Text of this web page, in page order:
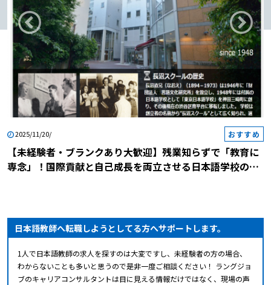
2025/11/20/ おすすめ
【未経験者・ブランクあり大歓迎】残業知らずで「教育に
専念」！国際貢献と自己成長を両立させる日本語学校の説
日本語教師へ転職しようとしてる方へサポートします。
1人で日本語教師の求人を探すのは大変ですし、未経験者の方の場合、
わからないことも多いと思うので是非一度ご相談ください！ ラングジョ
ブのキャリアコンサルタントは目に見える情報だけではなく、現場の声